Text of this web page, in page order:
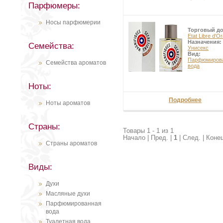
Парфюмеры:
Носы парфюмерии
Семейства:
Семейства ароматов
Ноты:
Ноты ароматов
Страны:
Страны ароматов
Виды:
Духи
Масляные духи
Парфюмированная
вода
Туалетная вода
Торговый
Etat Libre
Назначения:
Унисекс
Вид:
вода
Подробнее
Товары 1 - 1 из 1
Начало | Пред. | 1 | След. |